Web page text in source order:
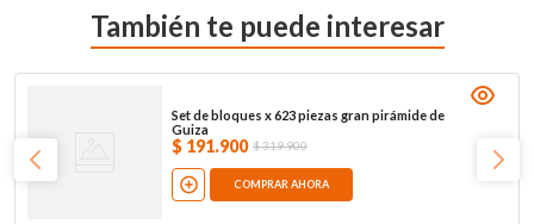
También te puede interesar
Set de bloques x 623 piezas gran pirámide de
Guiza
$ 191.900 $319.900
COMPRAR AHORA